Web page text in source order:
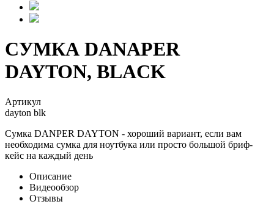
СУМКА DANAPER
DAYTON, BLACK
Артикул
dayton blk
Сумка DANPER DAYTON - хороший вариант, если вам
необходима сумка для ноутбука или просто большой бриф-
кейс на каждый день
Описание
Видеообзор
Отзывы